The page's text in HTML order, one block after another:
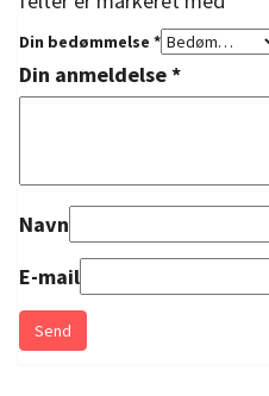
Din bedømmelse *
Din anmeldelse*
Navn
E-mail